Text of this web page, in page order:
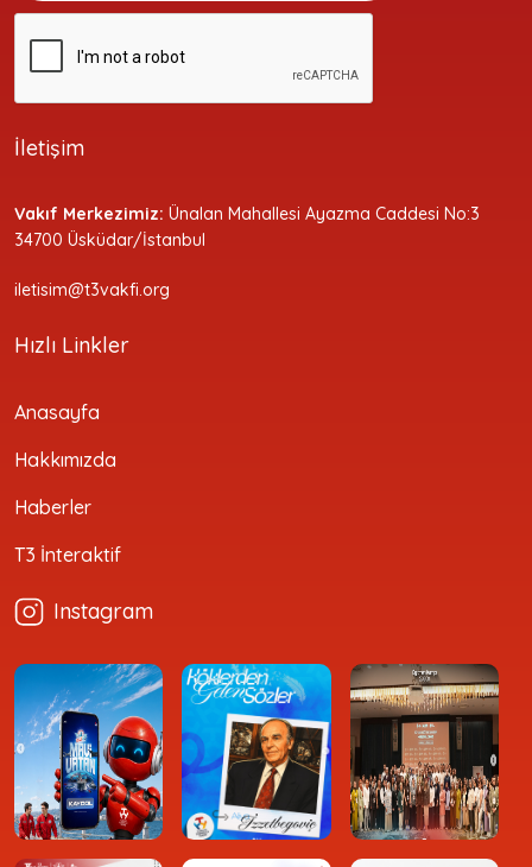
İletişim
Vakıf Merkezimiz: Ünalan Mahallesi Ayazma Caddesi No:3
34700 Üsküdar/İstanbul
iletisim@t3vakfi.org
Hızlı Linkler
Anasayfa
Hakkımızda
Haberler
T3 İnteraktif
Instagram